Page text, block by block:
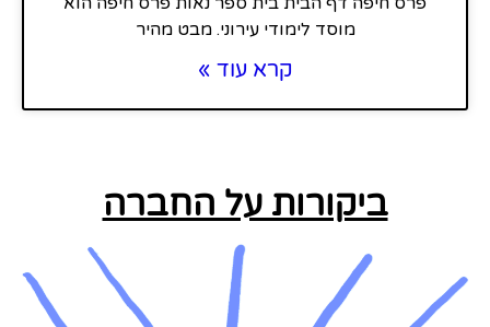
מוסד לימודי עירוני. מבט מהיר
קרא עוד »
ביקורות על החברה